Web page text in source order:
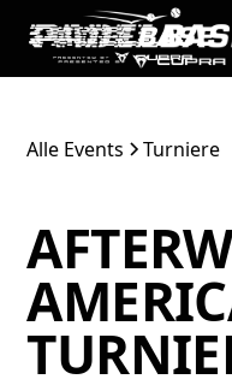
Alle Events Turniere